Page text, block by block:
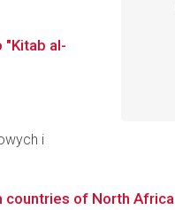
"Kitab al-
i
countries of North Africa